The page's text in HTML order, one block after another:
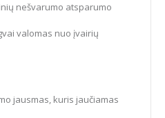
nešvarumo atsparumo
valomas nuo įvairių
jausmas, kuris jaučiamas